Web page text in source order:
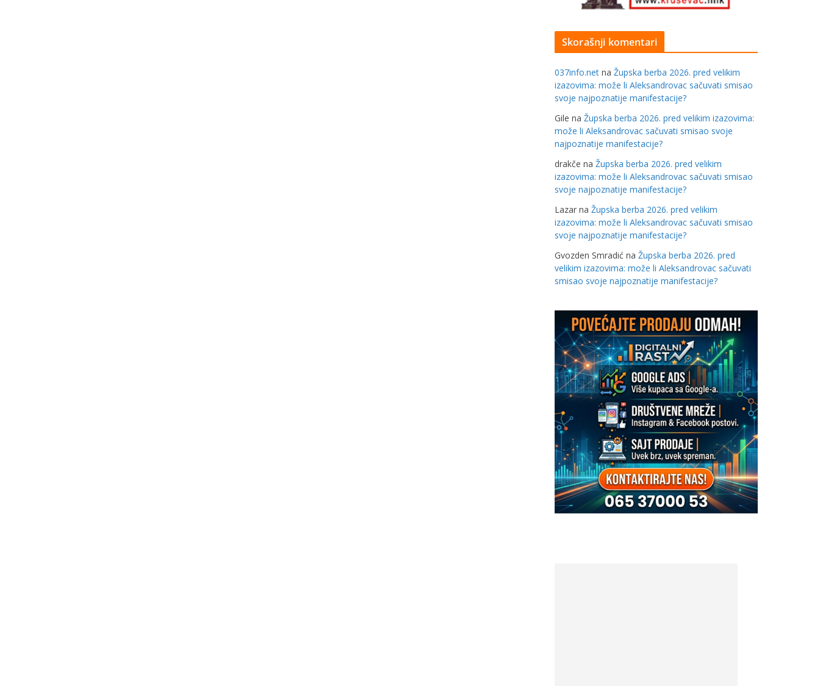
Skorašnji komentari
037info.net na Župska berba 2026. pred velikim
izazovima: može li Aleksandrovac sačuvati smisao
svoje najpoznatije manifestacije?
Gile na Župska berba 2026. pred velikim izazovima:
može li Aleksandrovac sačuvati smisao svoje
najpoznatije manifestacije?
drakče na Župska berba 2026. pred velikim
izazovima: može li Aleksandrovac sačuvati smisao
svoje najpoznatije manifestacije?
Lazar na Župska berba 2026. pred velikim
izazovima: može li Aleksandrovac sačuvati smisao
svoje najpoznatije manifestacije?
Gvozden Smradić na Župska berba 2026. pred
velikim izazovima: može li Aleksandrovac sačuvati
smisao svoje najpoznatije manifestacije?